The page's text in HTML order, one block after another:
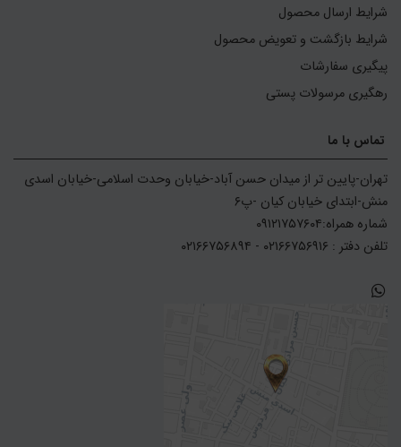
شرایط ارسال محصول
شرایط بازگشت و تعویض محصول
پیگیری سفارشات
رهگیری مرسولات پستی
تماس با ما
تلفن دفتر : ۰۲۱۶۶۷۵۶۹۱۶ - ۰۲۱۶۶۷۵۶۸۹۴